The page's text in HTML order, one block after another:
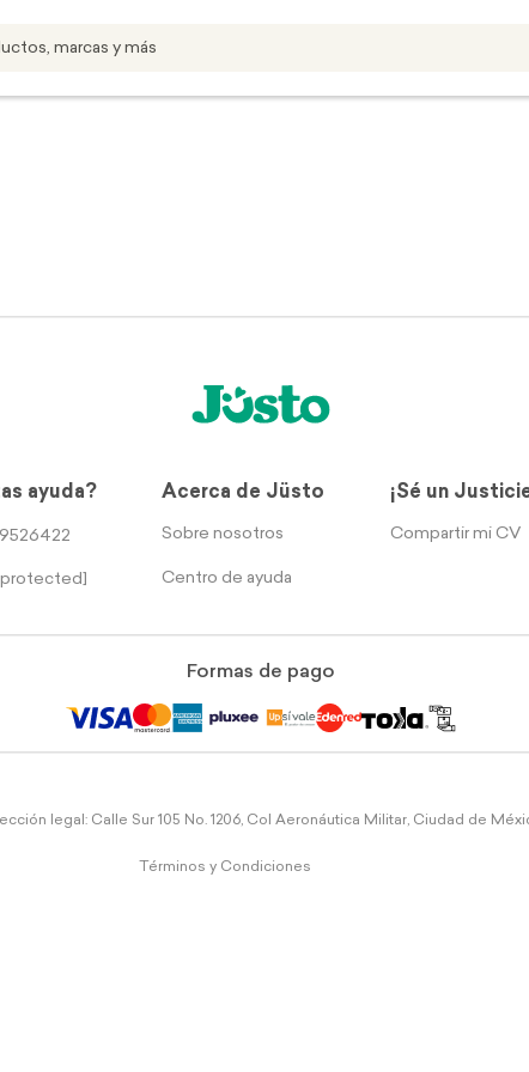
ayuda?
protected]
Acerca de Jüsto
Sobre nosotros
Centro de ayuda
¡Sé un
Compartir mi CV
Formas de pago
legal: Calle Sur 105 No. 1206, Col Aeronáutica Militar, Ciudad de
Términos y Condiciones